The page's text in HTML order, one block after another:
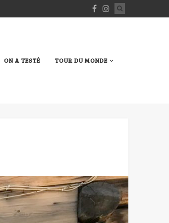
ON A TESTÉ TOUR DU MONDE